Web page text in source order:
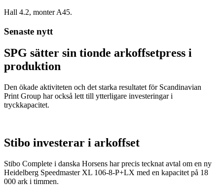
Hall 4.2, monter A45.
Senaste nytt
SPG sätter sin tionde arkoffsetpress i
produktion
Den ökade aktiviteten och det starka resultatet för Scandinavian
Print Group har också lett till ytterligare investeringar i
tryckkapacitet.
Stibo investerar i arkoffset
Stibo Complete i danska Horsens har precis tecknat avtal om en ny
Heidelberg Speedmaster XL 106-8-P+LX med en kapacitet på 18
000 ark i timmen.